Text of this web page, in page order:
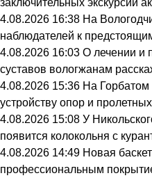
заключительных экскурсий
4.08.2026 16:38 На
наблюдателей к
4.08.2026 16:03 О лечении и
суставов вологжанам
4.08.2026 15:36 На Горбатом
устройству опор и
4.08.2026 15:08 У
появится колокольня с
4.08.2026 14:49 Новая
профессиональным